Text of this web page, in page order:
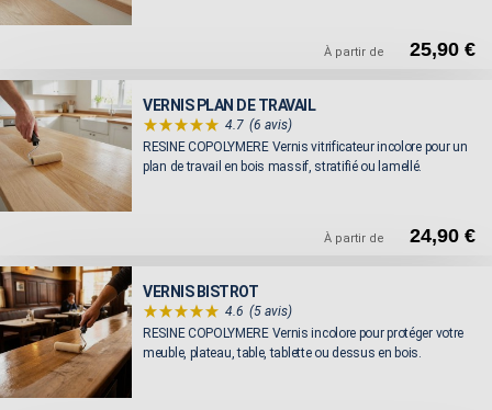
À partir de 25,90 €
VERNIS PLAN DE TRAVAIL
4.7 (6 avis)
RESINE COPOLYMERE Vernis vitrificateur incolore pour un
plan de travail en bois massif, stratifié ou lamellé.
À partir de 24,90 €
VERNIS BISTROT
4.6 (5 avis)
RESINE COPOLYMERE Vernis incolore pour protéger votre
meuble, plateau, table, tablette ou dessus en bois.